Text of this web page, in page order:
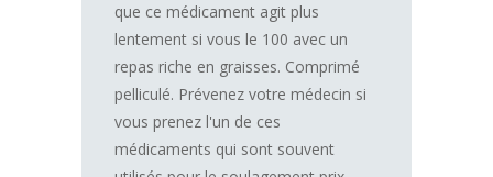
que ce médicament agit plus
lentement si vous le 100 avec un
repas riche en graisses. Comprimé
pelliculé. Prévenez votre médecin si
vous prenez l'un de ces
médicaments qui sont souvent